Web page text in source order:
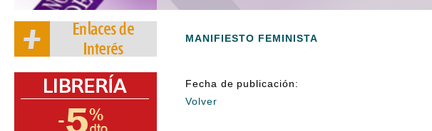
MANIFIESTO FEMINISTA
Fecha de publicación:
Volver